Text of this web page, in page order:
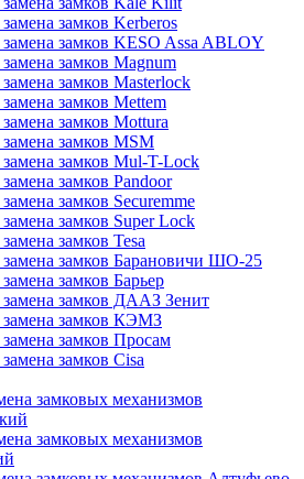
замков Kerberos
замена замков KESO Assa ABLOY
замков Magnum
замков Masterlock
замков Mettem
замков Mottura
замков MSM
замков Mul-T-Lock
замков Pandoor
замков Securemme
замков Super Lock
замков Tesa
замена замков Барановичи ШО-25
замков Барьер
замена замков ДААЗ Зенит
замена замков КЭМЗ
замков Просам
замков Cisa
замковых механизмов
замковых механизмов